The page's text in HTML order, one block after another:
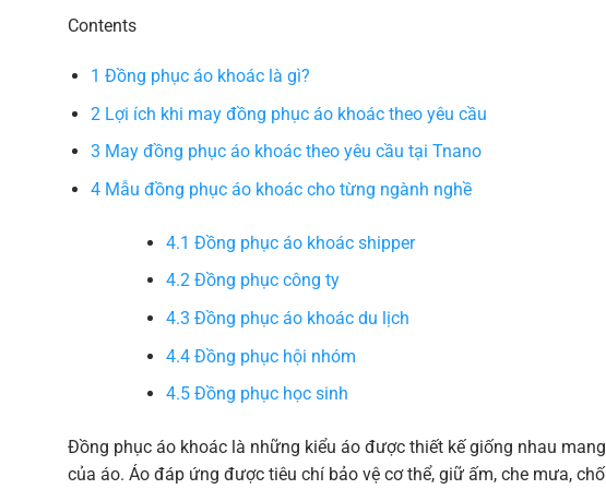
Contents
1 Đồng phục áo khoác là gì?
2 Lợi ích khi may đồng phục áo khoác theo yêu cầu
3 May đồng phục áo khoác theo yêu cầu tại Tnano
4Mẫu đồng phục áo khoác cho từng ngành nghề
4.1 Đồng phục áo khoác shipper
4.2Đồng phục công ty
4.3 Đồng phục áo khoác du lịch
4.4Đồng phục hội nhóm
4.5Đồng phục học sinh
Đồng phục áo khoác là những kiểu áo được thiết kế giống nhau
của áo. Áo đáp ứng được tiêu chí bảo vệ cơ thể, giữ ấm, che mưa,